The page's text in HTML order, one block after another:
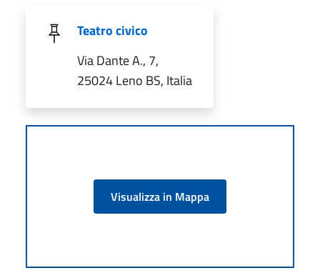
Teatro civico
Via Dante A., 7,
25024 Leno BS, Italia
Visualizza in Mappa